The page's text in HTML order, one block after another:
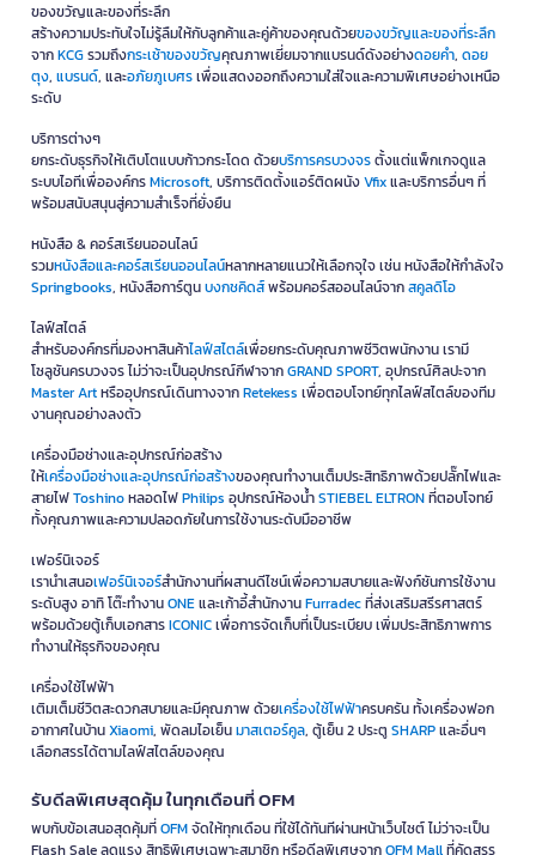
ของขวัญและของที่ระลึก
สร้างความประทับใจไม่รู้ลืมให้กับลูกค้าและคู่ค้าของคุณด้วยของขวัญและของที่ระลึก
จากKCGรวมถึงกระเช้าของขวัญคุณภาพเยี่ยมจากแบรนด์ดังอย่างดอยคำ, ดอย
ตุง, แบรนด์, และอภัยภูเบศรเพื่อแสดงออกถึงความใส่ใจและความพิเศษอย่างเหนือ
ระดับ
บริการต่างๆ
ยกระดับธุรกิจให้เติบโตแบบก้าวกระโดด ด้วยบริการครบวงจรตั้งแต่แพ็กเกจดูแล
ระบบไอทีเพื่อองค์กรMicrosoft, บริการติดตั้งแอร์ติดผนังVfixและบริการอื่นๆ ที่
พร้อมสนับสนุนสู่ความสำเร็จที่ยั่งยืน
หนังสือ & คอร์สเรียนออนไลน์
รวมหนังสือและคอร์สเรียนออนไลน์หลากหลายแนวให้เลือกจุใจ เช่น หนังสือให้กำลังใจ
Springbooks, หนังสือการ์ตูนบงกชคิดส์พร้อมคอร์สออนไลน์จากสคูลดิโอ
ไลฟ์สไตล์
สำหรับองค์กรที่มองหาสินค้าไลฟ์สไตล์เพื่อยกระดับคุณภาพชีวิตพนักงาน เรามี
โซลูชันครบวงจร ไม่ว่าจะเป็นอุปกรณ์กีฬาจากGRAND SPORT, อุปกรณ์ศิลปะจาก
Master Artหรืออุปกรณ์เดินทางจากRetekess เพื่อตอบโจทย์ทุกไลฟ์สไตล์ของทีม
งานคุณอย่างลงตัว
เครื่องมือช่างและอุปกรณ์ก่อสร้าง
ให้เครื่องมือช่างและอุปกรณ์ก่อสร้างของคุณทำงานเต็มประสิทธิภาพด้วยปลั๊กไฟและ
สายไฟToshinoหลอดไฟPhilips อุปกรณ์ห้องน้ำSTIEBEL ELTRONที่ตอบโจทย์
ทั้งคุณภาพและความปลอดภัยในการใช้งานระดับมืออาชีพ
เฟอร์นิเจอร์
เรานำเสนอเฟอร์นิเจอร์สำนักงานที่ผสานดีไซน์เพื่อความสบายและฟังก์ชันการใช้งาน
ระดับสูง อาทิ โต๊ะทำงานONEและเก้าอี้สำนักงานFurradecที่ส่งเสริมสรีรศาสตร์
พร้อมด้วยตู้เก็บเอกสารICONICเพื่อการจัดเก็บที่เป็นระเบียบ เพิ่มประสิทธิภาพการ
ทำงานให้ธุรกิจของคุณ
เครื่องใช้ไฟฟ้า
เติมเต็มชีวิตสะดวกสบายและมีคุณภาพ ด้วยเครื่องใช้ไฟฟ้าครบครัน ทั้งเครื่องฟอก
อากาศในบ้านXiaomi, พัดลมไอเย็นมาสเตอร์คูล, ตู้เย็น 2 ประตูSHARPและอื่นๆ
เลือกสรรได้ตามไลฟ์สไตล์ของคุณ
รับดีลพิเศษสุดคุ้ม ในทุกเดือนที่ OFM
พบกับข้อเสนอสุดคุ้มที่OFMจัดให้ทุกเดือน ที่ใช้ได้ทันทีผ่านหน้าเว็บไซต์ ไม่ว่าจะเป็น
Flash Sale ลดแรง สิทธิพิเศษเฉพาะสมาชิก หรือดีลพิเศษจากOFM Mallที่คัดสรร